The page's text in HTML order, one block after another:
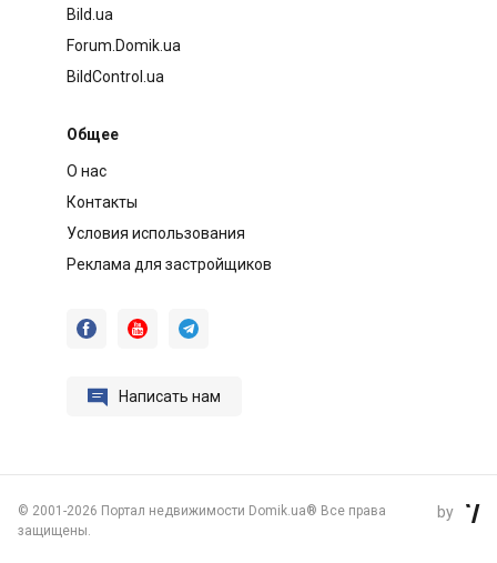
Bild.ua
Forum.Domik.ua
BildControl.ua
Общее
О нас
Контакты
Условия использования
Реклама для застройщиков
  
 Написать нам
© 2001-2026 Портал недвижимости Domik.ua® Все права
защищены.
by 